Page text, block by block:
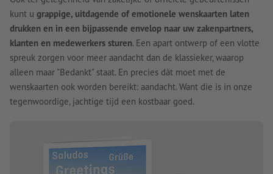
kunt u grappige, uitdagende of emotionele wenskaarten laten
drukken en in een bijpassende envelop naar uw zakenpartners,
klanten en medewerkers sturen. Een apart ontwerp of een vlotte
spreuk zorgen voor meer aandacht dan de klassieker, waarop
alleen maar "Bedankt" staat. En precies dàt moet met de
wenskaarten ook worden bereikt: aandacht. Want die is in onze
tegenwoordige, jachtige tijd een kostbaar goed.